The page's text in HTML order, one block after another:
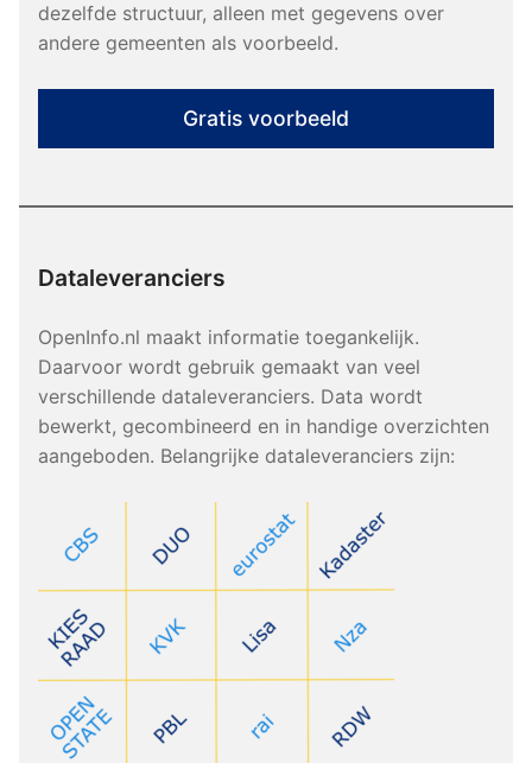
dezelfde structuur, alleen met gegevens over
andere gemeenten als voorbeeld.
Gratis voorbeeld
Dataleveranciers
OpenInfo.nl maakt informatie toegankelijk.
Daarvoor wordt gebruik gemaakt van veel
verschillende dataleveranciers. Data wordt
bewerkt, gecombineerd en in handige overzichten
aangeboden. Belangrijke dataleveranciers zijn: